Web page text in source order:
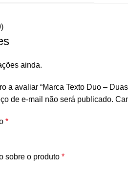
ainda.
a avaliar “Marca Texto Duo –
de e-mail não será publicado.
*
sobre o produto *